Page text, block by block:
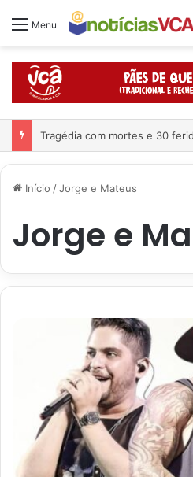
Menu
Tragédia com mortes e 30
Início /Jorge e Mateus
Jorge e